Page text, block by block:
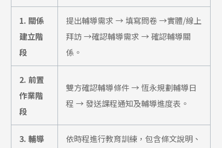
1. 關係
建立階
段
提出輔導需求 → 填寫問卷→實體/線上
拜訪 →確認輔導需求 →確認輔導關
係。
2. 前置
作業階
段
雙方確認輔導條件→恆永規劃輔導日
程 →發送課程通知及輔導進度表。
3.輔導
依時程進行教育訓練，包含條文說明、